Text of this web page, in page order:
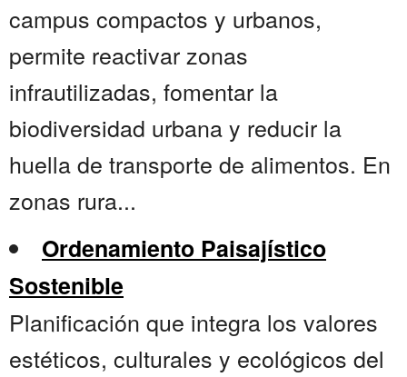
campus compactos y urbanos,
permite reactivar zonas
infrautilizadas, fomentar la
biodiversidad urbana y reducir la
huella de transporte de alimentos. En
zonas rura...
Ordenamiento Paisajístico
Sostenible
Planificación que integra los valores
estéticos, culturales y ecológicos del